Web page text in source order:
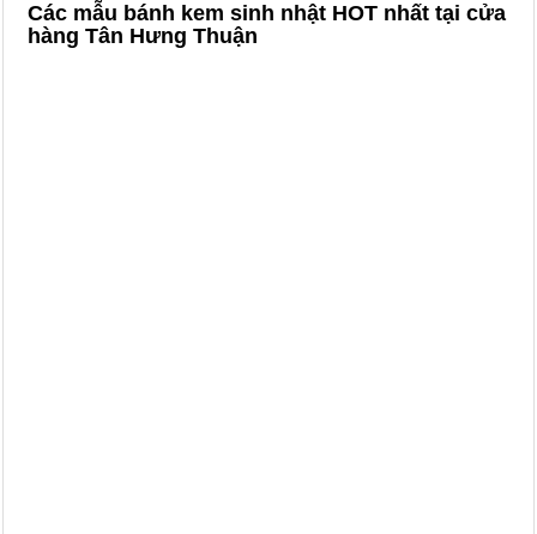
Các mẫu bánh kem sinh nhật HOT nhất tại cửa
hàng Tân Hưng Thuận